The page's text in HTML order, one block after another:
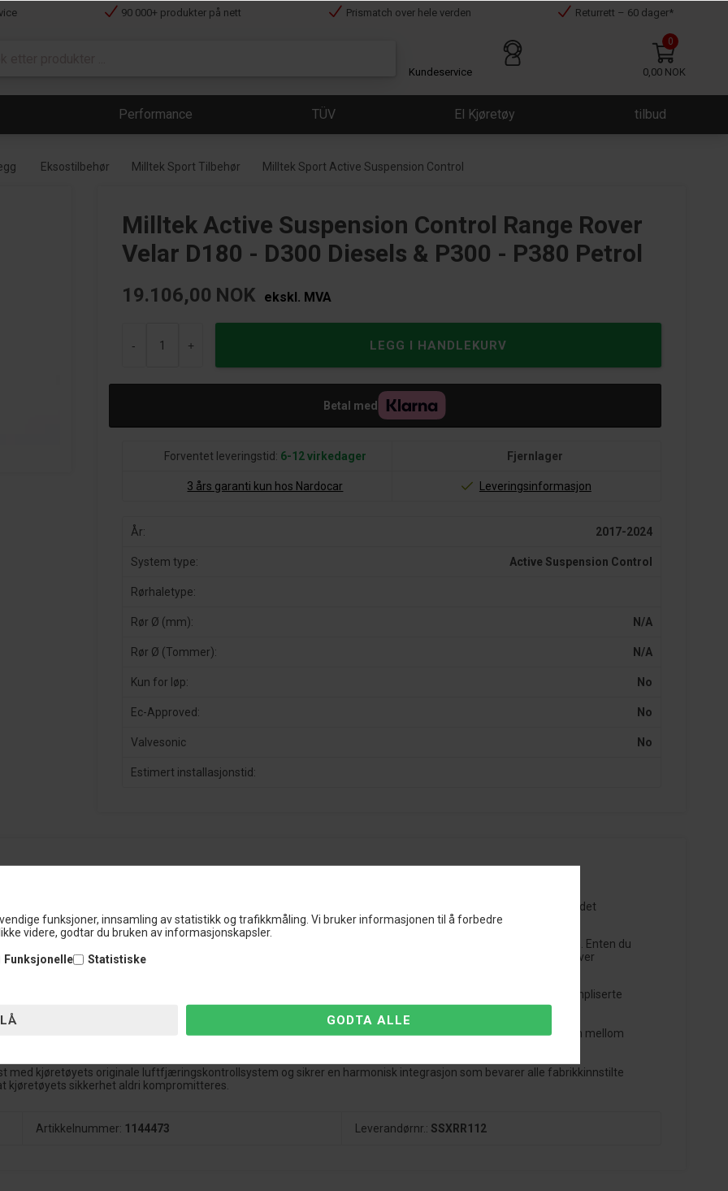
funksjoner, innsamling av statistikk og trafikkmåling. Vi bruker informasjonen til å forbedre
videre, godtar du bruken av informasjonskapsler.
Funksjonelle
Statistiske
90 000+ produkter på nett Prismatch over hele verden Returrett – 60 dager*
Kundeservice
0
0,00 NOK
Performance TÜV El Kjøretøy tilbud
Eksostilbehør Milltek Sport Tilbehør Milltek Sport Active Suspension Control
Milltek Active Suspension Control Range Rover
Velar D180 - D300 Diesels & P300 - P380 Petrol
19.106,00 NOK ekskl. MVA
- +
Betal med
Forventet leveringstid: 6-12 virkedager Fjernlager
3 års garanti kun hos Nardocar Leveringsinformasjon
År: 2017-2024
System type: Active Suspension Control
Rørhaletype:
Rør Ø (mm): N/A
Rør Ø (Tommer): N/A
Kun for løp: No
Ec-Approved: No
Valvesonic No
Estimert installasjonstid:
Ultimative Luftfjæring Oppgradering!
spesielt utviklet for moderne kjøretøy utstyrt med fabrikkmontert luftfjæring. Si farvel til vanlig kjøring og ønsk det
rett fra bekvemmeligheten av din smarttelefon.
luftfjæringskontrollsystem og åpner opp for en verden av muligheter for å tilpasse kjøreopplevelsen din. Enten du
og nærmere bakken-posisjon, gir vårt ASC-modul deg muligheten til å finjustere kjøretøyets kjørehøyde utover
at de fabrikkinnstilte sikkerhetsparametrene blir opprettholdt.
når du får full kontroll over kjøretøyets kjørehøyde direkte fra din smarttelefon. Ingen behov for kompliserte
kjørehøyde med presisjon og tilpass kjøreopplevelsen til dine nøyaktige preferanser. Oppnå den perfekte balansen mellom
med kjøretøyets originale luftfjæringskontrollsystem og sikrer en harmonisk integrasjon som bevarer alle fabrikkinnstilte
kjøretøyets sikkerhet aldri kompromitteres.
Artikkelnummer: 1144473 Leverandørnr.: SSXRR112